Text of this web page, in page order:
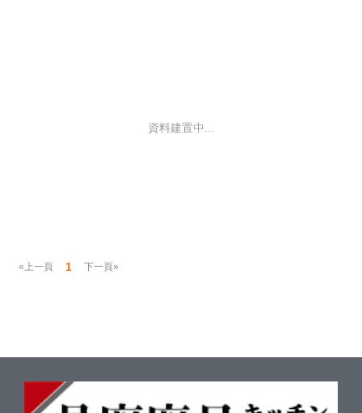
資料建置中...
«上一頁 1 下一頁»